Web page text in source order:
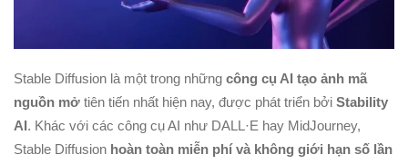
Stable Diffusion là một trong những công cụ AI tạo ảnh mã
nguồn mở tiên tiến nhất hiện nay, được phát triển bởi Stability
AI. Khác với các công cụ AI như DALL·E hay MidJourney,
Stable Diffusion hoàn toàn miễn phí và không giới hạn số lần